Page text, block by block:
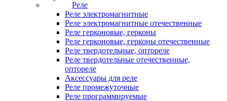
Реле
Реле электромагнитные
Реле электромагнитные отечественные
Реле герконовые, герконы
Реле герконовые, герконы отечественные
Реле твердотельные, оптореле
Реле твердотельные отечественные,
оптореле
Аксессуары для реле
Реле промежуточные
Реле программируемые